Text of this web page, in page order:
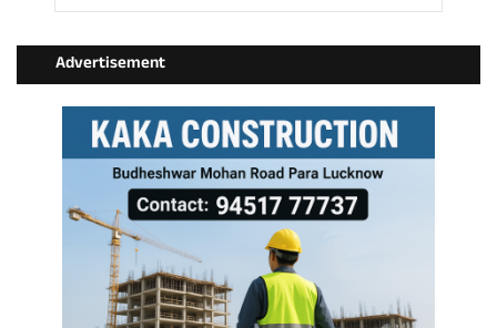
Advertisement